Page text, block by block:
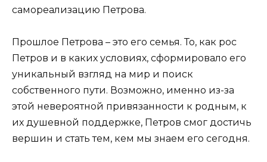
самореализацию Петрова.
Прошлое Петрова – это его семья. То, как рос
Петров и в каких условиях, сформировало его
уникальный взгляд на мир и поиск
собственного пути. Возможно, именно из-за
этой невероятной привязанности к родным, к
их душевной поддержке, Петров смог достичь
вершин и стать тем, кем мы знаем его сегодня.